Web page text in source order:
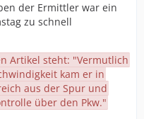
der Ermittler war ein
zu schnell
Artikel steht: "Vermutlich
kam er in
aus der Spur und
über den Pkw."